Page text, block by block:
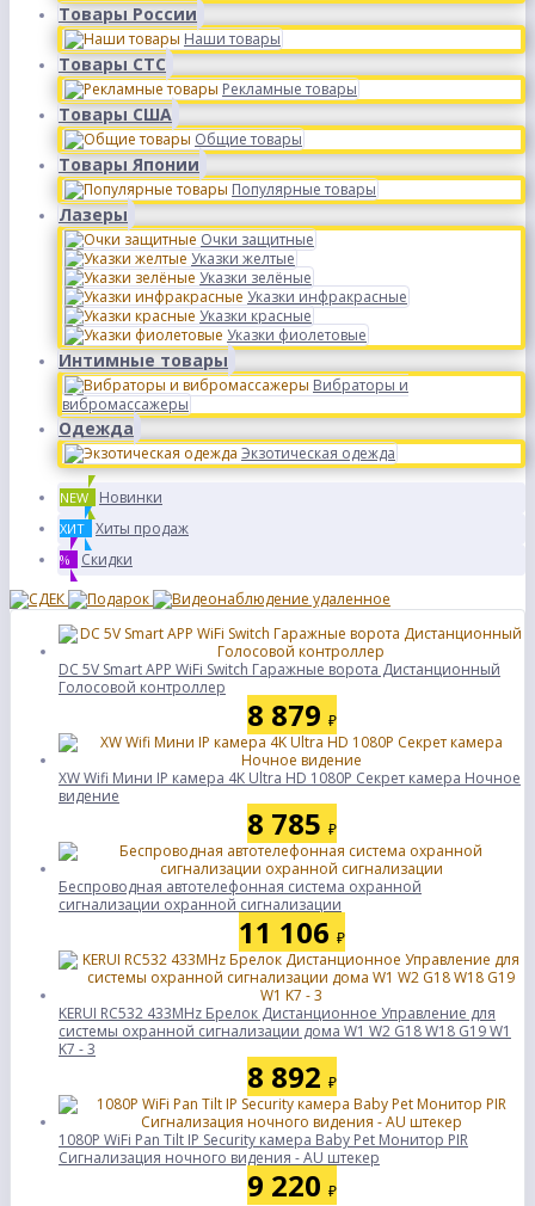
Товары России
Наши товары
Товары СТС
Рекламные товары
Товары США
Общие товары
Товары Японии
Популярные товары
Лазеры
Очки защитные
Указки желтые
Указки зелёные
Указки инфракрасные
Указки красные
Указки фиолетовые
Интимные товары
Вибраторы и
вибромассажеры
Одежда
Экзотическая одежда
NEW Новинки
ХИТ Хиты продаж
% Скидки
DC 5V Smart APP WiFi Switch Гаражные ворота Дистанционный
Голосовой контроллер
8 879 ₽
XW Wifi Мини IP камера 4K Ultra HD 1080P Секрет камера Ночное
видение
8 785 ₽
Беспроводная автотелефонная система охранной
сигнализации охранной сигнализации
11 106 ₽
KERUI RC532 433MHz Брелок Дистанционное Управление для
системы охранной сигнализации дома W1 W2 G18 W18 G19 W1
K7 - 3
8 892 ₽
1080P WiFi Pan Tilt IP Security камера Baby Pet Монитор PIR
Сигнализация ночного видения - AU штекер
9 220 ₽